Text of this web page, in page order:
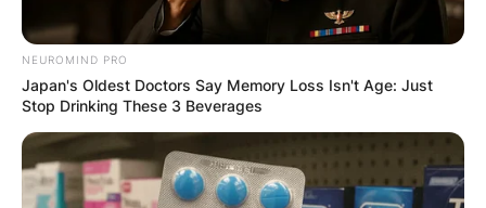
NEUROMIND PRO
Japan's Oldest Doctors Say Memory Loss Isn't Age: Just
Stop Drinking These 3 Beverages